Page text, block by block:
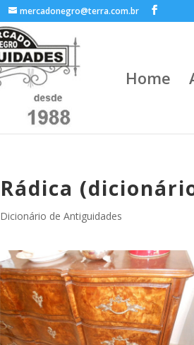
mercadonegro@terra.com.br
Home
Rádica
Dicionário de Antiguidades